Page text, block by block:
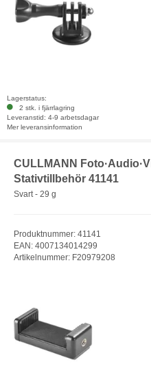
Lagerstatus:
2 stk. i fjärrlagring
Leveranstid: 4-9 arbetsdagar
Mer leveransinformation
CULLMANN
Stativtillbehör 41141
Svart - 29 g
Produktnummer: 41141
EAN: 4007134014299
Artikelnummer: F20979208